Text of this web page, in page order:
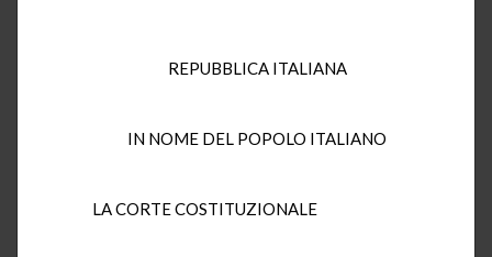
REPUBBLICA ITALIANA
IN NOME DEL POPOLO ITALIANO
LA CORTE COSTITUZIONALE